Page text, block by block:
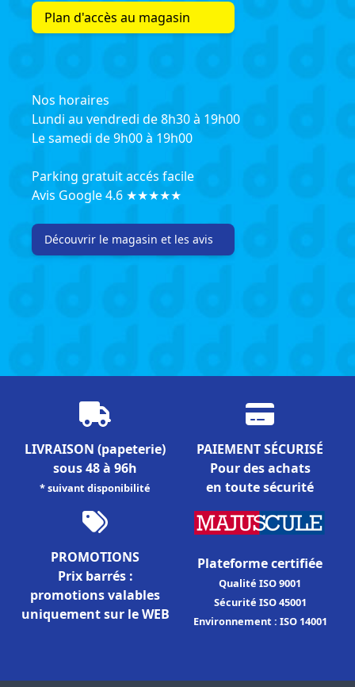
Plan d'accès au magasin
Nos horaires
Lundi au vendredi de 8h30 à 19h00
Le samedi de 9h00 à 19h00
Parking gratuit accés facile
Avis Google 4.6 ★★★★★
Découvrir le magasin et les avis
LIVRAISON (papeterie)
sous 48 à 96h
* suivant disponibilité
PAIEMENT SÉCURISÉ
Pour des achats
en toute sécurité
PROMOTIONS
Prix barrés :
promotions valables
uniquement sur le WEB
Plateforme certifiée
Qualité ISO 9001
Sécurité ISO 45001
Environnement : ISO 14001